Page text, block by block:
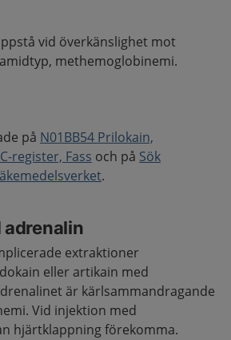
vid överkänslighet mot
methemoglobinemi.
på N01BB54 Prilokain,
register, Fass och på Sök
.
adrenalin
extraktioner
eller artikain med
är kärlsammandragande
Vid injektion med
hjärtklappning förekomma.